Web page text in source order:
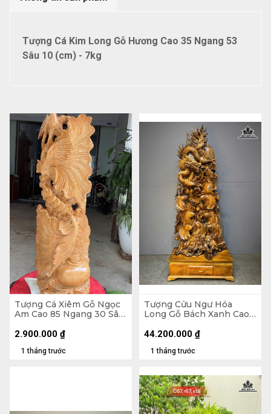
Tượng Cá Kim Long Gỗ Hương Cao 35 Ngang 53
Sâu 10 (cm) - 7kg
Tượng Cá Xiêm Gỗ Ngọc
Am Cao 85 Ngang 30 Sâu
1 tháng trước
2.900.000 ₫
Tượng Cửu Ngư Hóa
Long Gỗ Bách Xanh Cao
45 (cm) - Kỷ Cao 30
1 tháng trước
44.200.000 ₫